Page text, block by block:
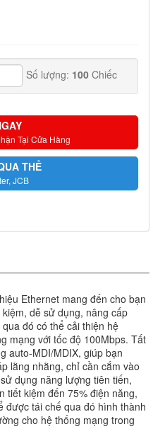
Số lượng: 100Chiếc
Tại Cửa Hàng
THẺ
JCB
Ethernet mang đến cho bạn
dễ sử dụng, nâng cấp
đó có thể cải thiện hệ
mạng với tốc độ 100Mbps. Tất
auto-MDI/MDIX, giúp bạn
lằng nhằng, chỉ cần cắm vào
dụng năng lượng tiên tiến,
tiết kiệm đến 75% điện năng,
được tái chế qua đó hình thành
cho hệ thống mạng trong